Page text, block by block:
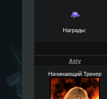
Награды:
Asty
Начинающий Тренер